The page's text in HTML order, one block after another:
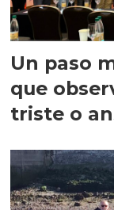
Un paso
que
triste o